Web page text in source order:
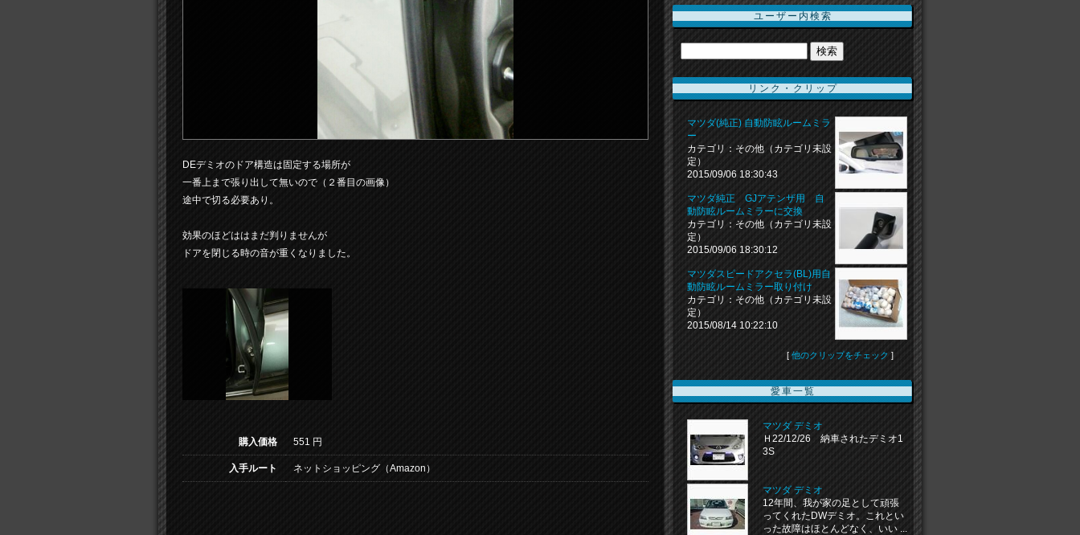
DEデミオのドア構造は固定する場所が
一番上まで張り出して無いので（２番目の画像）
途中で切る必要あり。
効果のほどははまだ判りませんが
ドアを閉じる時の音が重くなりました。
購入価格 551 円
入手ルート ネットショッピング（Amazon）
ユーザー内検索
リンク・クリップ
マツダ(純正) 自動防眩ルームミラ
ー
カテゴリ：その他（カテゴリ未設
定）
2015/09/06 18:30:43
マツダ純正 GJアテンザ用 自
動防眩ルームミラーに交換
カテゴリ：その他（カテゴリ未設
定）
2015/09/06 18:30:12
マツダスピードアクセラ(BL)用自
動防眩ルームミラー取り付け
カテゴリ：その他（カテゴリ未設
定）
2015/08/14 10:22:10
[ 他のクリップをチェック ]
愛車一覧
マツダ デミオ
Ｈ22/12/26 納車されたデミオ1
3S
マツダ デミオ
12年間、我が家の足として頑張
ってくれたDWデミオ。これとい
った故障はほとんどなく、いい ...